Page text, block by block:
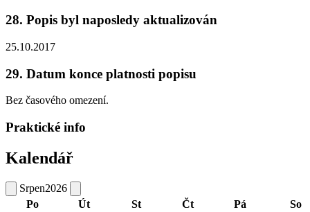
28. Popis byl naposledy aktualizován
25.10.2017
29. Datum konce platnosti popisu
Bez časového omezení.
Praktické info
Kalendář
Srpen2026
Po
Út St Čt Pá
So